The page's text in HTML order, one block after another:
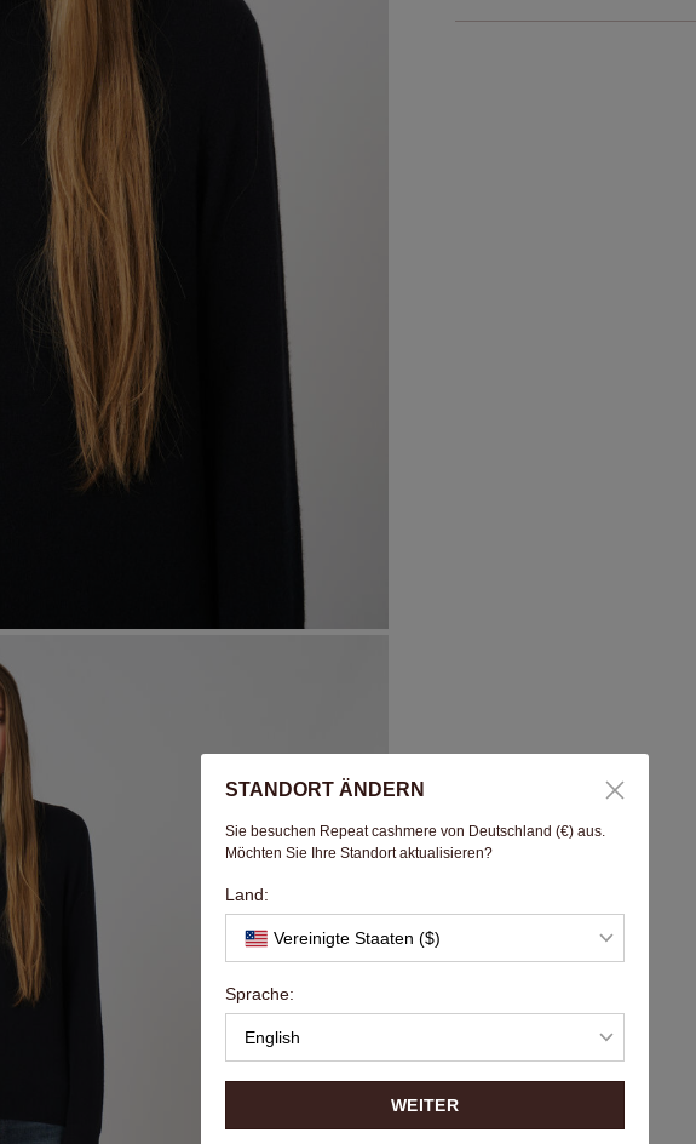
STANDORT ÄNDERN
Sie besuchen Repeat cashmere von Deutschland (€) aus.
Möchten Sie Ihre Standort aktualisieren?
Land:
Vereinigte Staaten ($)
Sprache:
English
WEITER